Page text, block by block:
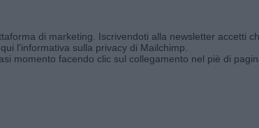
di marketing. Iscrivendoti alla newsletter accetti
l'informativa sulla privacy di Mailchimp
momento facendo clic sul collegamento nel piè di